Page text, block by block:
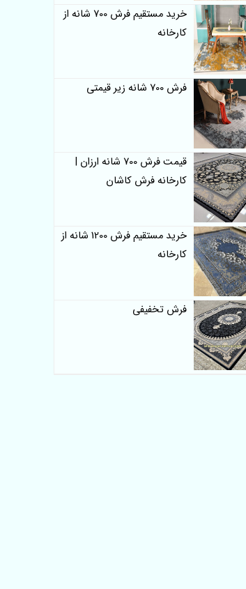
خرید مستقیم فرش 700 شانه از
کارخانه
فرش 700 شانه زیر قیمتی
قیمت فرش 700 شانه ارزان |
کارخانه فرش کاشان
خرید مستقیم فرش 1200 شانه از
کارخانه
فرش تخفیفی